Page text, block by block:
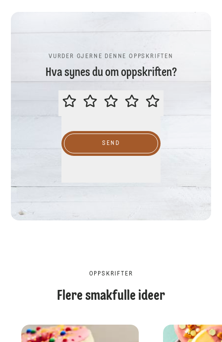
VURDER GJERNE DENNE OPPSKRIFTEN
Hva synes du om oppskriften?
VURDER GJERNE DENNE
SEND
OPPSKRIFTER
Flere smakfulle ideer